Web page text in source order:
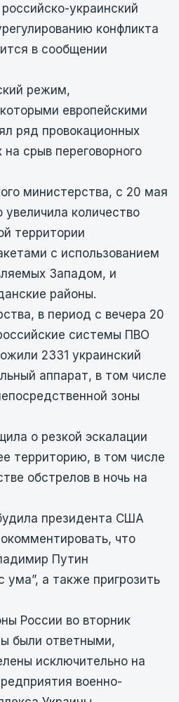
украинский
конфликта
в сообщении
режим,
европейскими
ряд провокационных
срыв переговорного
министерства, с 20 мая
увеличила количество
территории
с использованием
Западом, и
районы.
в период с вечера 20
системы ПВО
2331 украинский
аппарат, в том числе
зоны
о резкой эскалации
территорию, в том числе
обстрелов в ночь на
президента США
что
Путин
ума”, а также пригрозить
России во вторник
были ответными,
исключительно на
военно-